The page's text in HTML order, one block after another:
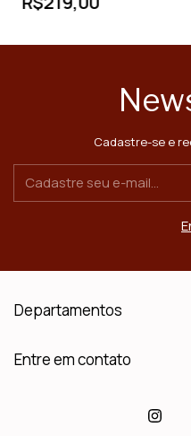
Cadastre-se e
Departamentos
Entre em contato